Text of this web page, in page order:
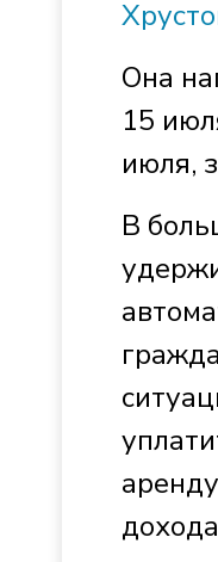
Она
15
июля,
В